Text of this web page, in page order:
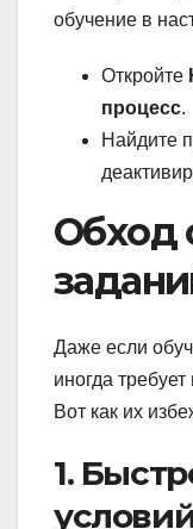
обучение в
Откройте
процесс.
Найдите
Обход
Даже если
иногда
Вот как их
1.